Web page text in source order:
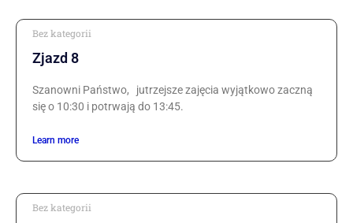
Bez kategorii
Zjazd 8
Szanowni Państwo, jutrzejsze zajęcia wyjątkowo zaczną
się o 10:30 i potrwają do 13:45.
Learn more
Bez kategorii